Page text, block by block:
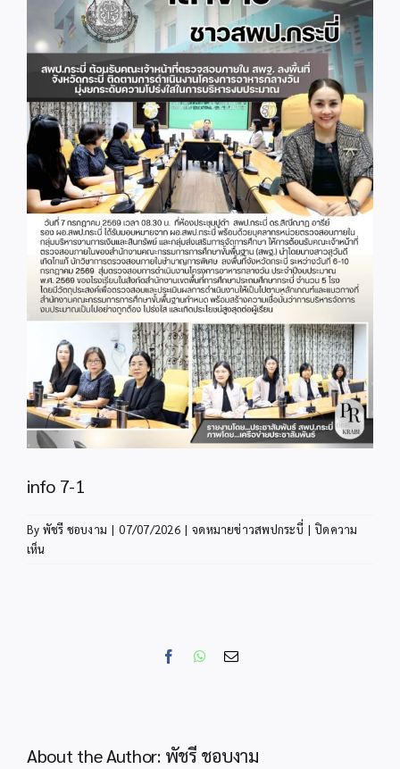
Image
info 7-1
By พัชรี ชอบงาม | 07/07/2026 | จดหมายข่าวสพปกระบี่ | ปิดความ
เห็น
FacebookWhatsApp
Email
About the Author: พัชรี ชอบงาม